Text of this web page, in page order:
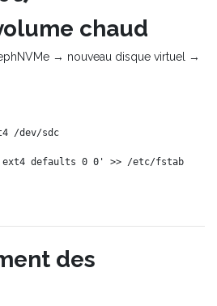
chaud
→ nouveau disque virtuel →
/dev/sdc
ext4 defaults 0 0' >> /etc/fstab
des